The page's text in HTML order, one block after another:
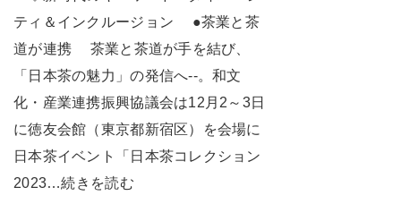
ティ＆インクルージョン ●茶業と茶
道が連携 茶業と茶道が手を結び、
「日本茶の魅力」の発信へ--。和文
化・産業連携振興協議会は12月2～3日
に徳友会館（東京都新宿区）を会場に
日本茶イベント「日本茶コレクション
2023…続きを読む